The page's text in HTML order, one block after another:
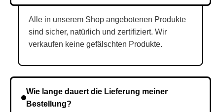
Alle in unserem Shop angebotenen Produkte
sind sicher, natürlich und zertifiziert. Wir
verkaufen keine gefälschten Produkte.
Wie lange dauert die Lieferung meiner
Bestellung?